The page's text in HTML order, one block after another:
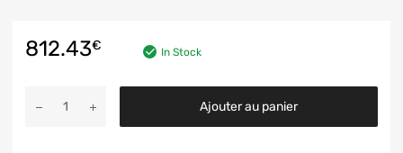
812.43€ In Stock
Ajouter au panier